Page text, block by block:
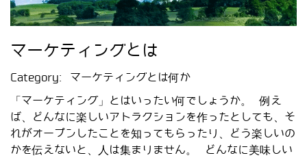
マーケティングとは
Category: マーケティングとは何か
「マーケティング」とはいったい何でしょうか。 例え
ば、どんなに楽しいアトラクションを作ったとしても、そ
れがオープンしたことを知ってもらったり、どう楽しいの
かを伝えないと、人は集まりません。 どんなに美味しい